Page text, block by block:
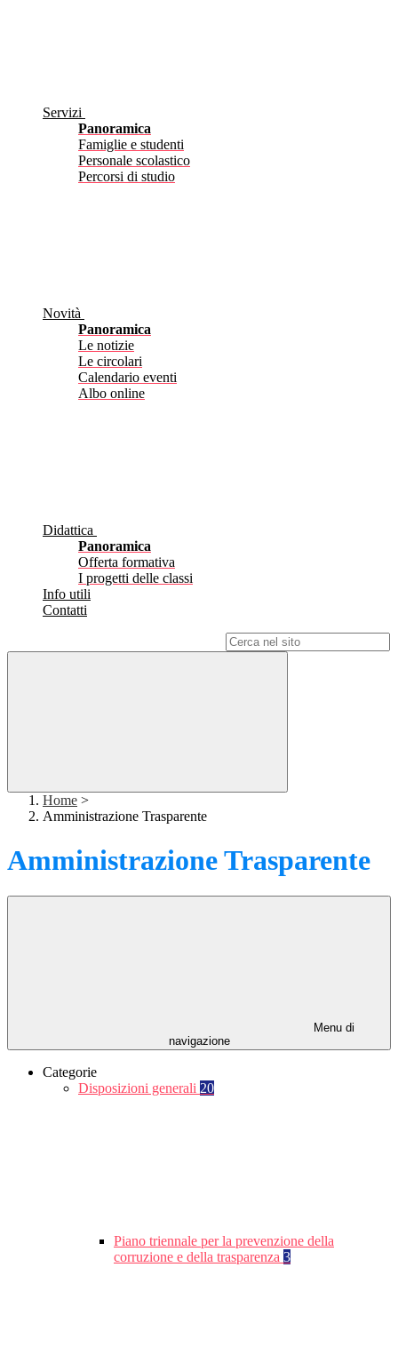
Servizi
Panoramica
Famiglie e studenti
Personale scolastico
Percorsi di studio
Novità
Panoramica
Le notizie
Le circolari
Calendario eventi
Albo online
Didattica
Panoramica
Offerta formativa
I progetti delle classi
Info utili
Contatti
Home >
Amministrazione Trasparente
Amministrazione Trasparente
Menu di
navigazione
Categorie
Disposizioni generali 20
Piano triennale per la prevenzione della
corruzione e della trasparenza 3